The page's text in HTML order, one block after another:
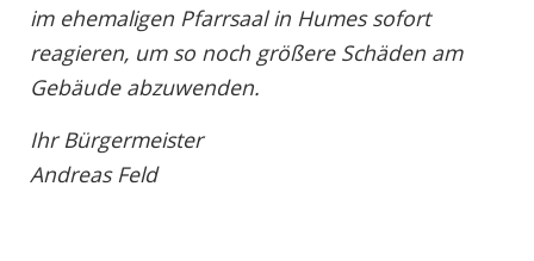
im ehemaligen Pfarrsaal in Humes sofort
reagieren, um so noch größere Schäden am
Gebäude abzuwenden.
Ihr Bürgermeister
Andreas Feld